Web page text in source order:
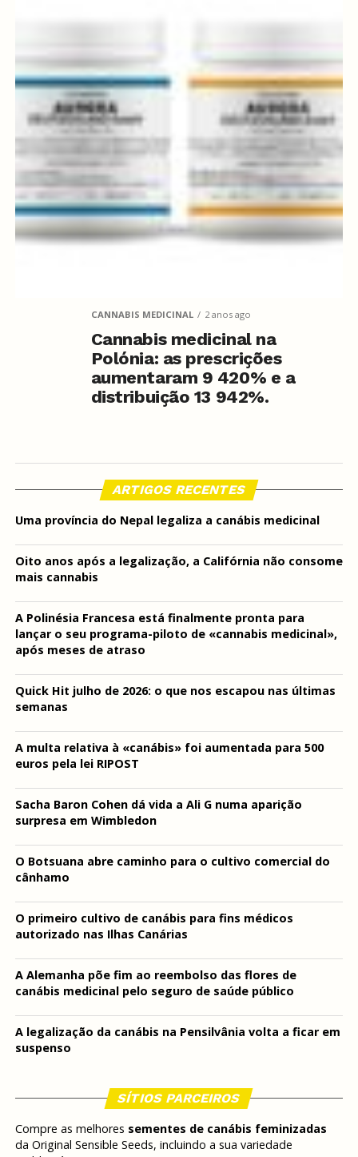
CANNABIS MEDICINAL 2 anos ago
Cannabis medicinal na
Polónia: as prescrições
aumentaram 9 420% e a
distribuição 13 942%.
ARTIGOS RECENTES
Uma província do Nepal legaliza a canábis medicinal
Oito anos após a legalização, a Califórnia não consome
mais cannabis
A Polinésia Francesa está finalmente pronta para
lançar o seu programa-piloto de «cannabis medicinal»,
após meses de atraso
Quick Hit julho de 2026: o que nos escapou nas últimas
semanas
A multa relativa à «canábis» foi aumentada para 500
euros pela lei RIPOST
Sacha Baron Cohen dá vida a Ali G numa aparição
surpresa em Wimbledon
O Botsuana abre caminho para o cultivo comercial do
cânhamo
O primeiro cultivo de canábis para fins médicos
autorizado nas Ilhas Canárias
A Alemanha põe fim ao reembolso das flores de
canábis medicinal pelo seguro de saúde público
A legalização da canábis na Pensilvânia volta a ficar em
suspenso
SÍTIOS PARCEIROS
Compre as melhores sementes de canábis feminizadas
da Original Sensible Seeds, incluindo a sua variedade